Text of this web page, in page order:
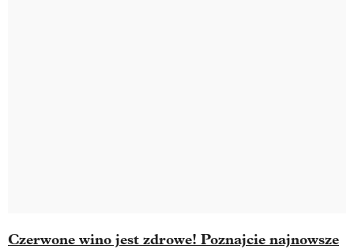
Czerwone wino jest zdrowe! Poznajcie najnowsze